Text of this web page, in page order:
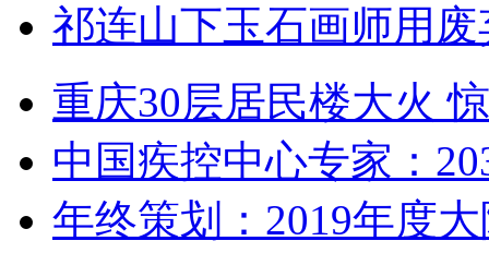
祁连山下玉石画师用
重庆30层居民楼大火
中国疾控中心专家：
年终策划：2019年度